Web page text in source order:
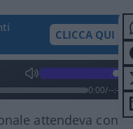
CLICCA QUI
0:00/--:--
attendeva con